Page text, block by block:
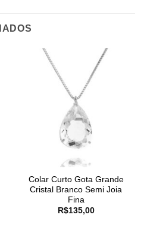
Colar Curto Gota Grande
Cristal Branco Semi Joia
Fina
R$135,00